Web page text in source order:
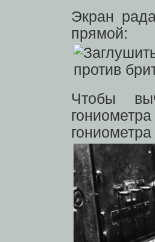
Экран
прямой:
Чтобы